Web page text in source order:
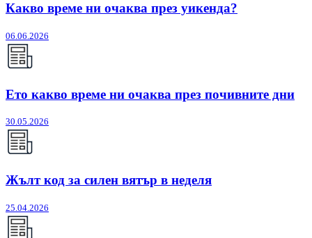
Какво време ни очаква през уикенда?
06.06.2026
Ето какво време ни очаква през почивните дни
30.05.2026
Жълт код за силен вятър в неделя
25.04.2026